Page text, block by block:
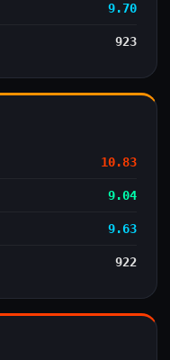
9.70
923
10.83
9.04
9.63
922